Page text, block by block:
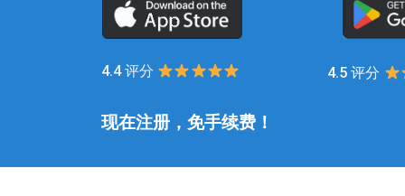
4.4 评分 4.5 评分
现在注册，免手续费！